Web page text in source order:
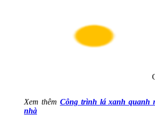
Xem thêm Công trình lá xanh quanh
nhà